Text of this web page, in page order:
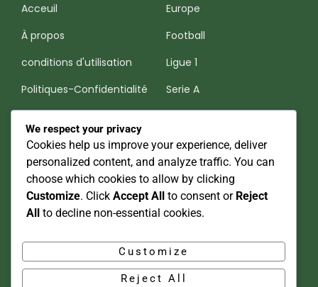
Acceuil
À propos
conditions d'utilisation
Politiques-Confidentialité
Europe
Football
Ligue 1
Serie A
Nos Réseaux Sociaux
Be Match
Be Match
contact@bematch.info
We respect your privacy
Cookies help us improve your experience, deliver
personalized content, and analyze traffic. You can
choose which cookies to allow by clicking
Customize. Click Accept All to consent or Reject
All
to decline non-essential cookies.
Customize
Reject All